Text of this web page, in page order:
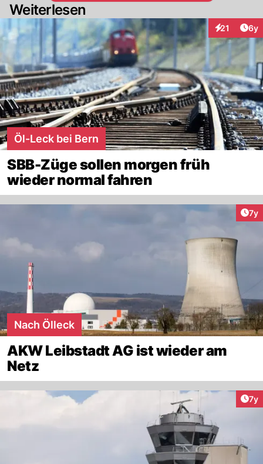
Weiterlesen
21 6y
Öl-Leck bei Bern
SBB-Züge sollen morgen früh
wieder normal fahren
7y
Nach Ölleck
AKW Leibstadt AG ist wieder am
Netz
7y